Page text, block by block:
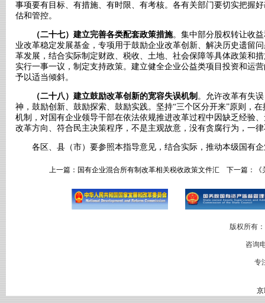
事项要有目标、有措施、有时限、有考核。各有关部门要切实把握
估和管控。
（二十七）建立完善各类配套政策措施。集中部分股权转让收
业改革稳定发展基金，专项用于鼓励企业改革创新、解决历史遗留
革发展，结合实际制定财政、税收、土地、社会保障等具体政策和
实行一事一议，制定支持政策。建立健全企业公益类项目投资和运
予以适当倾斜。
（二十八）建立鼓励改革创新的宽容失误机制 。允许改革有失
神，鼓励创新、鼓励探索、鼓励实践。坚持“三个区分开来”原则，
机制，对国有企业领导干部在依法依规推进改革过程中因缺乏经验
改革方向、符合民主决策程序，不是主观故意，没有贪腐行为，一
各区、县（市）要参照本指导意见，结合实际，推动本级国有企
上一篇： 国有企业混合所有制改革相关税收政策文件汇下一篇：
版权所有
咨询
专
京